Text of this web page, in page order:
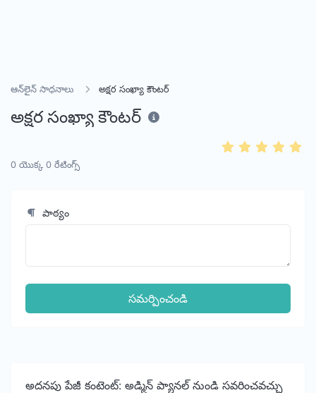
ఆన్‌లైన్ సాధనాలు అక్షర సంఖ్యా కౌంటర్
అక్షర సంఖ్యా కౌంటర్
0 యొక్క 0 రేటింగ్స్
పాఠ్యం
సమర్పించండి
అదనపు పేజీ కంటెంట్: అడ్మిన్ ప్యానల్ నుండి సవరించవచ్చు